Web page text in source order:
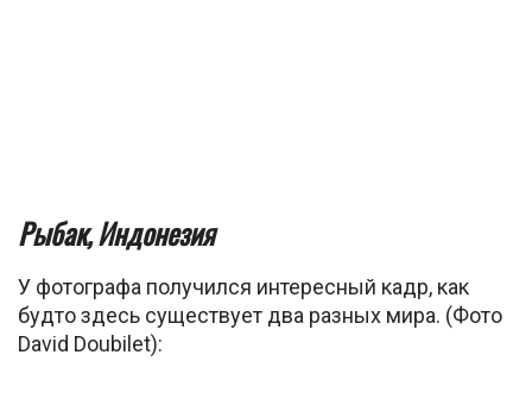
Рыбак, Индонезия
У фотографа получился интересный кадр, как
будто здесь существует два разных мира. (Фото
David Doubilet):